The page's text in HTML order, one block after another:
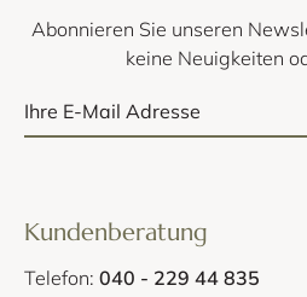
Abonnieren Sie unseren
keine Neuigkeiten
Kundenberatung
Telefon: 040 - 229 44 835